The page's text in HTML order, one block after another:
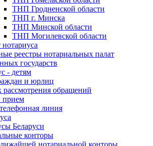
ТНП Гродненской области
ТНП г. Минска
ТНП Минской области
ТНП Могилевской области
реестры нотариальных палат
государств
- детям
и юрлиц
рассмотрения обращений
линия
Беларуси
конторы